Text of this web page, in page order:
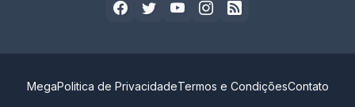
MegaPolitica de PrivacidadeTermos e CondiçõesContato